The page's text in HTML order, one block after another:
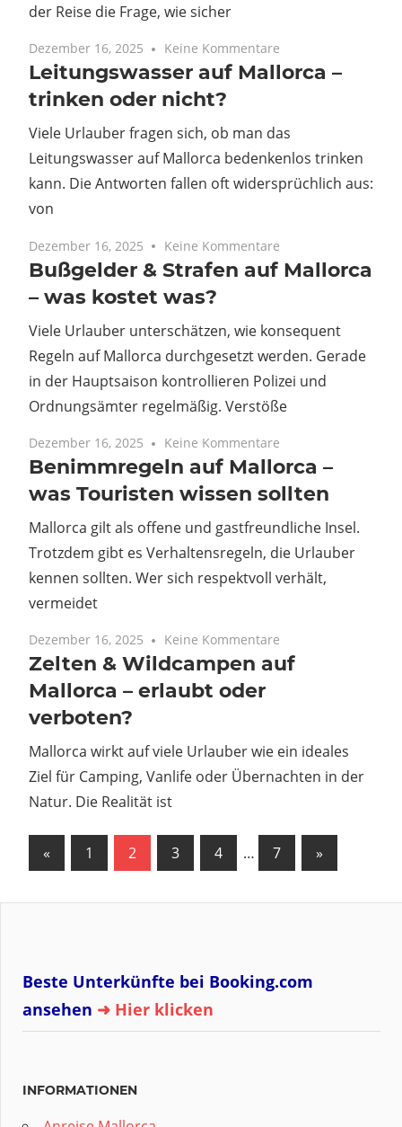
der Reise die Frage, wie sicher
Dezember 16, 2025 Keine Kommentare
Leitungswasser auf Mallorca –
trinken oder nicht?
Viele Urlauber fragen sich, ob man das
Leitungswasser auf Mallorca bedenkenlos trinken
kann. Die Antworten fallen oft widersprüchlich aus:
von
Dezember 16, 2025 Keine Kommentare
Bußgelder & Strafen auf Mallorca
– was kostet was?
Viele Urlauber unterschätzen, wie konsequent
Regeln auf Mallorca durchgesetzt werden. Gerade
in der Hauptsaison kontrollieren Polizei und
Ordnungsämter regelmäßig. Verstöße
Dezember 16, 2025 Keine Kommentare
Benimmregeln auf Mallorca –
was Touristen wissen sollten
Mallorca gilt als offene und gastfreundliche Insel.
Trotzdem gibt es Verhaltensregeln, die Urlauber
kennen sollten. Wer sich respektvoll verhält,
vermeidet
Dezember 16, 2025 Keine Kommentare
Zelten & Wildcampen auf
Mallorca – erlaubt oder
verboten?
Mallorca wirkt auf viele Urlauber wie ein ideales
Ziel für Camping, Vanlife oder Übernachten in der
Natur. Die Realität ist
Seitennummerierung
« Vorherige
Beiträge
1 2 3 4 … 7
Nächste
Beiträge
»
Beste Unterkünfte bei Booking.com
ansehen ➜ Hier klicken
INFORMATIONEN